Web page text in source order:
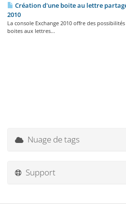
Création d'une boite au lettre
2010
La console Exchange 2010 offre des
boites aux lettres...
Nuage de tags
Support